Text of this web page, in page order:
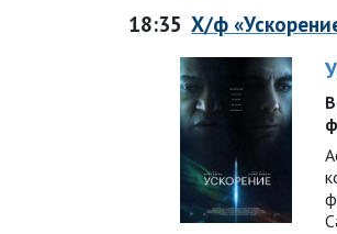
18:35 Х/ф